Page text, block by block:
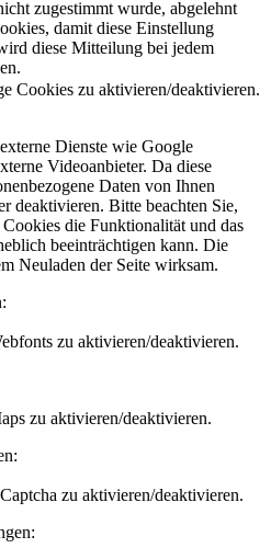
zugestimmt wurde, abgelehnt
damit diese Einstellung
diese Mitteilung bei jedem
Cookies zu aktivieren/deaktivieren.
Dienste wie Google
Videoanbieter. Da diese
Daten von Ihnen
deaktivieren. Bitte beachten Sie,
die Funktionalität und das
beeinträchtigen kann. Die
Neuladen der Seite wirksam.
zu aktivieren/deaktivieren.
zu aktivieren/deaktivieren.
zu aktivieren/deaktivieren.